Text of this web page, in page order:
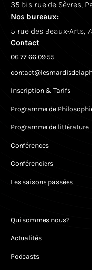
35 bis rue de Sèvres,
Nos bureaux:
5 rue des Beaux-Arts,
Contact
06 77 66 09 55
Inscription & Tarifs
Programme de
Programme de littérature
Conférences
Conférenciers
Les saisons passées
Qui sommes nous?
Actualités
Podcasts